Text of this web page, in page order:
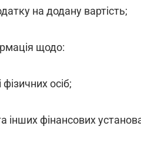
на додану вартість;
щодо:
осіб;
інших фінансових